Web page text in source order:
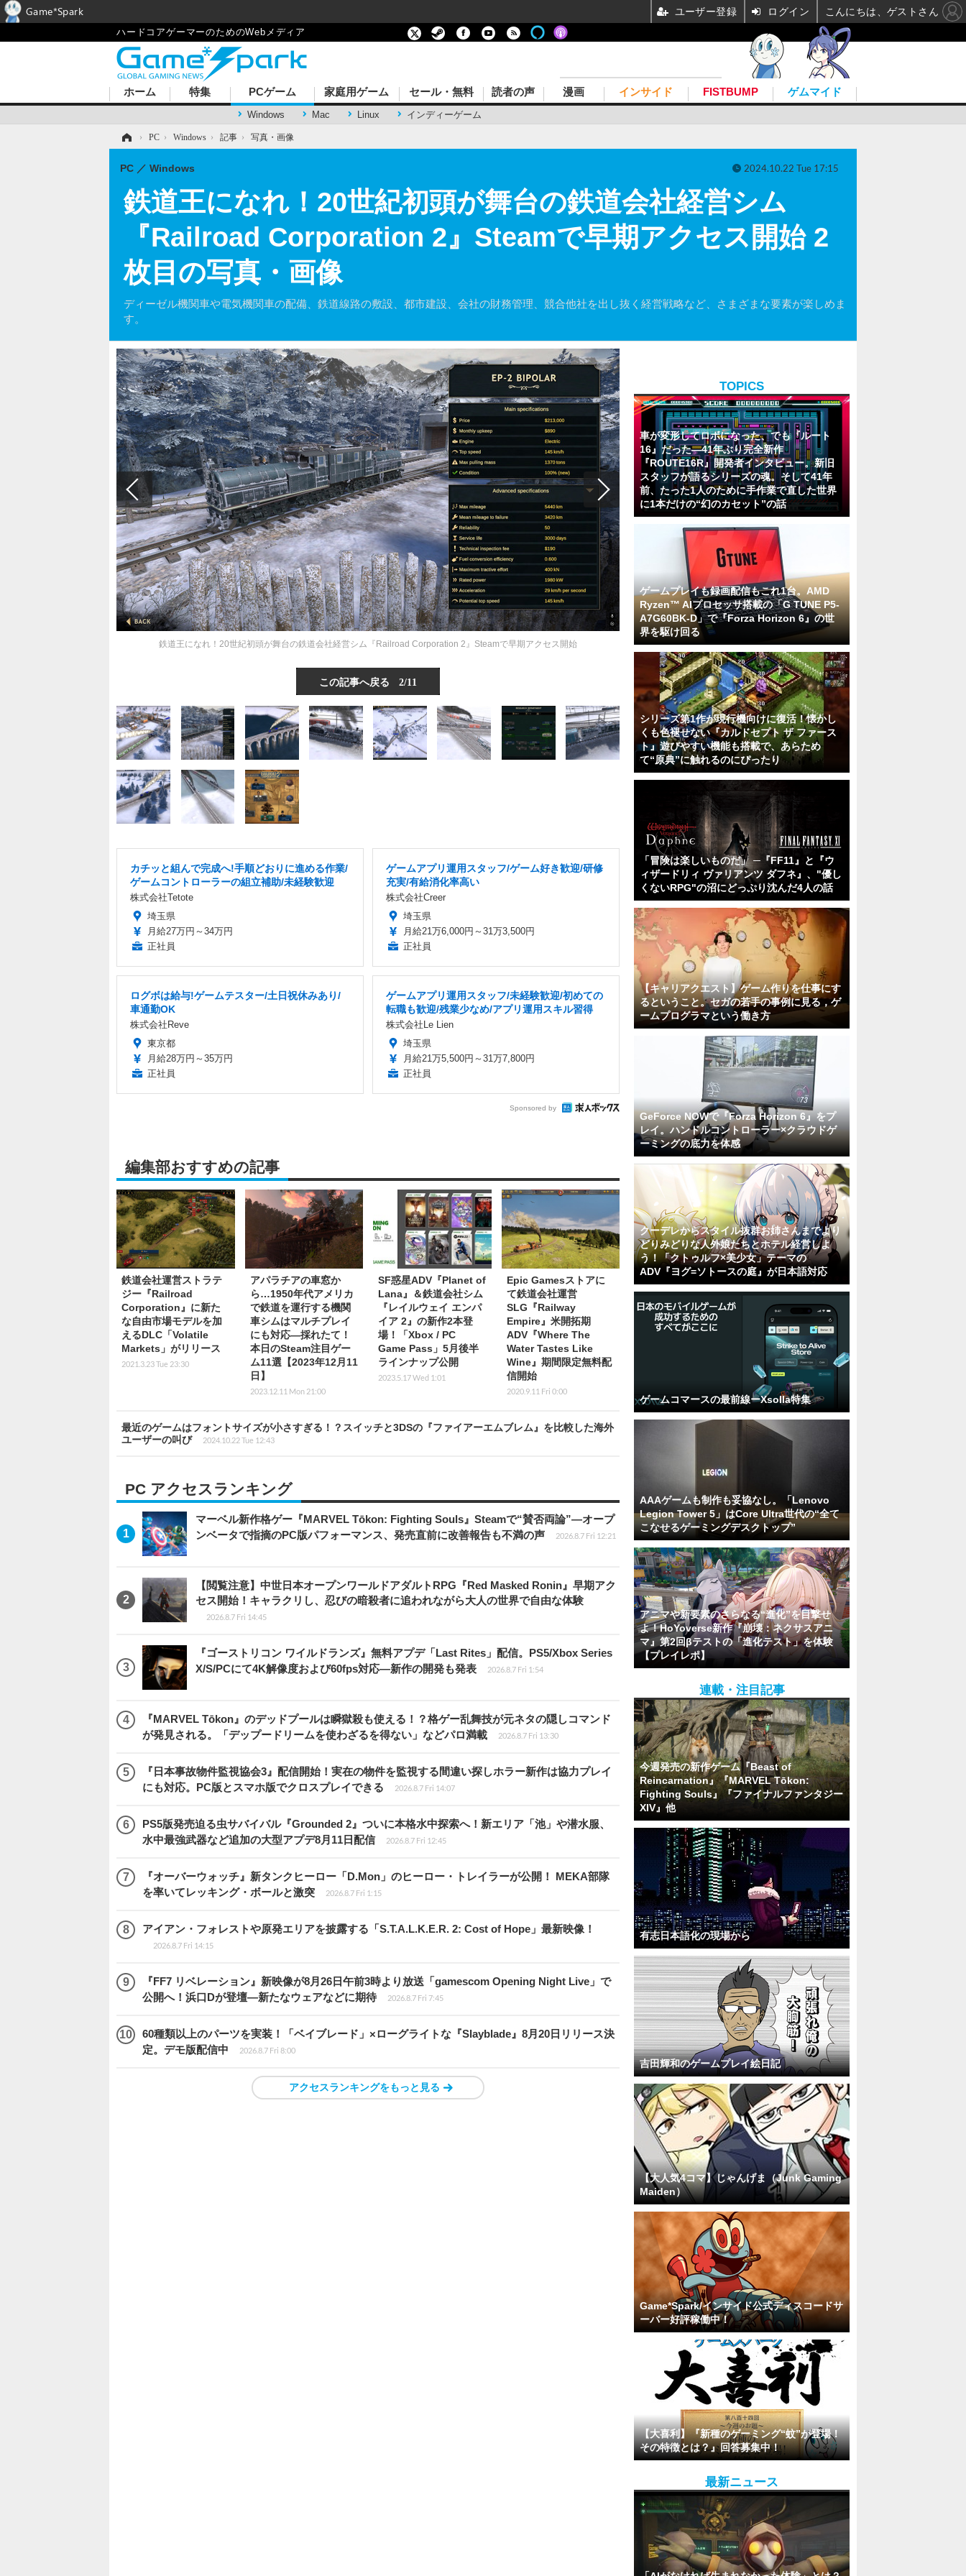
ハードコアゲーマーのためのWebメディア
ホーム 特集 PCゲーム
Windows Mac Linux インディーゲーム
家庭用ゲーム セール・無料 読者の声 漫画 インサイド FISTBUMP ゲムマイド
› PC › Windows › 記事 › 写真・画像
鉄道王になれ！20世紀初頭が舞台の鉄道会社経営シム
『Railroad Corporation 2』Steamで早期アクセス開始 2
枚目の写真・画像
ディーゼル機関車や電気機関車の配備、鉄道線路の敷設、都市建設、会社の財務管理、競合他社を出し抜く経営戦略など、さまざまな要素が楽しめま
す。
PC Windows 2024.10.22 Tue 17:15
鉄道王になれ！20世紀初頭が舞台の鉄道会社経営シム『Railroad Corporation 2』Steamで早期アクセス開始
この記事へ戻る 2/11
カチッと組んで完成へ!手順どおりに進める作業/
ゲームコントローラーの組立補助/未経験歓迎
株式会社Tetote
埼玉県
月給27万円～34万円
正社員
ゲームアプリ運用スタッフ/ゲーム好き歓迎/研修
充実/有給消化率高い
株式会社Creer
埼玉県
月給21万6,000円～31万3,500円
正社員
ログボは給与!ゲームテスター/土日祝休みあり/
車通勤OK
株式会社Reve
東京都
月給28万円～35万円
正社員
ゲームアプリ運用スタッフ/未経験歓迎/初めての
転職も歓迎/残業少なめ/アプリ運用スキル習得
株式会社Le Lien
埼玉県
月給21万5,500円～31万7,800円
正社員
Sponsored by
編集部おすすめの記事
鉄道会社運営ストラテ
ジー『Railroad
Corporation』に新た
な自由市場モデルを加
えるDLC「Volatile
Markets」がリリース
2021.3.23 Tue 23:30
アパラチアの車窓か
ら…1950年代アメリカ
で鉄道を運行する機関
車シムはマルチプレイ
にも対応―採れたて！
本日のSteam注目ゲー
ム11選【2023年12月11
日】
2023.12.11 Mon 21:00
SF惑星ADV『Planet of
Lana』＆鉄道会社シム
『レイルウェイ エンパ
イア 2』の新作2本登
場！「Xbox / PC
Game Pass」5月後半
ラインナップ公開
2023.5.17 Wed 1:01
Epic Gamesストアに
て鉄道会社運営
SLG『Railway
Empire』米開拓期
ADV『Where The
Water Tastes Like
Wine』期間限定無料配
信開始
2020.9.11 Fri 0:00
最近のゲームはフォントサイズが小さすぎる！？スイッチと3DSの『ファイアーエムブレム』を比較した海外
ユーザーの叫び
2024.10.22 Tue 12:43
PC アクセスランキング
マーベル新作格ゲー『MARVEL Tōkon: Fighting Souls』Steamで“賛否両論”―オープ
ンベータで指摘のPC版パフォーマンス、発売直前に改善報告も不満の声
2026.8.7 Fri 12:21
【閲覧注意】中世日本オープンワールドアダルトRPG『Red Masked Ronin』早期アク
セス開始！キャラクリし、忍びの暗殺者に追われながら大人の世界で自由な体験
2026.8.7 Fri 14:45
『ゴーストリコン ワイルドランズ』無料アプデ「Last Rites」配信。PS5/Xbox Series
X/S/PCにて4K解像度および60fps対応―新作の開発も発表
2026.8.7 Fri 1:54
『MARVEL Tōkon』のデッドプールは瞬獄殺も使える！？格ゲー乱舞技が元ネタの隠しコマンド
が発見される。「デップードリームを使わざるを得ない」などパロ満載
2026.8.7 Fri 13:30
『日本事故物件監視協会3』配信開始！実在の物件を監視する間違い探しホラー新作は協力プレイ
にも対応。PC版とスマホ版でクロスプレイできる
2026.8.7 Fri 14:07
PS5版発売迫る虫サバイバル『Grounded 2』ついに本格水中探索へ！新エリア「池」や潜水服、
水中最強武器など追加の大型アプデ8月11日配信
2026.8.7 Fri 12:45
『オーバーウォッチ』新タンクヒーロー「D.Mon」のヒーロー・トレイラーが公開！ MEKA部隊
を率いてレッキング・ボールと激突
2026.8.7 Fri 1:15
アイアン・フォレストや原発エリアを披露する「S.T.A.L.K.E.R. 2: Cost of Hope」最新映像！
2026.8.7 Fri 14:15
『FF7 リベレーション』新映像が8月26日午前3時より放送「gamescom Opening Night Live」で
公開へ！浜口Dが登壇―新たなウェアなどに期待
2026.8.7 Fri 7:45
60種類以上のパーツを実装！「ベイブレード」×ローグライトな『Slayblade』8月20日リリース決
定。デモ版配信中
2026.8.7 Fri 8:00
アクセスランキングをもっと見る
TOPICS
車が変形してロボになった、でも『ルート
16』だった―41年ぶり完全新作
『ROUTE16R』開発者インタビュー。新旧
スタッフが語るシリーズの魂。そして41年
前、たった1人のために手作業で直した世界
に1本だけの“幻のカセット”の話
ゲームプレイも録画配信もこれ1台。AMD
Ryzen™ AIプロセッサ搭載の「G TUNE P5-
A7G60BK-D」で『Forza Horizon 6』の世
界を駆け回る
シリーズ第1作が現行機向けに復活！懐かし
くも色褪せない『カルドセプト ザ ファース
ト』遊びやすい機能も搭載で、あらため
て“原典”に触れるのにぴったり
「冒険は楽しいものだ」 ─『FF11』と『ウ
ィザードリィ ヴァリアンツ ダフネ』、"優し
くないRPG"の沼にどっぷり沈んだ4人の話
【キャリアクエスト】ゲーム作りを仕事にす
るということ。セガの若手の事例に見る，ゲ
ームプログラマという働き方
GeForce NOWで『Forza Horizon 6』をプ
レイ。ハンドルコントローラー×クラウドゲ
ーミングの底力を体感
クーデレからスタイル抜群お姉さんまでより
どりみどりな人外娘たちとホテル経営しよ
う！「クトゥルフ×美少女」テーマの
ADV『ヨグ=ソトースの庭』が日本語対応
ゲームコマースの最前線ーXsolla特集
AAAゲームも制作も妥協なし。「Lenovo
Legion Tower 5」はCore Ultra世代の“全て
こなせるゲーミングデスクトップ”
アニマや新要素のさらなる“進化”を目撃せ
よ！HoYoverse新作『崩壊：ネクサスアニ
マ』第2回βテストの「進化テスト」を体験
【プレイレポ】
連載・注目記事
今週発売の新作ゲーム『Beast of
Reincarnation』『MARVEL Tōkon:
Fighting Souls』『ファイナルファンタジー
XIV』他
有志日本語化の現場から
吉田輝和のゲームプレイ絵日記
【大人気4コマ】じゃんげま（Junk Gaming
Maiden）
Game*Spark/インサイド公式ディスコードサ
ーバー好評稼働中！
【大喜利】『新種のゲーミング“蚊”が登場！
その特徴とは？』回答募集中！
最新ニュース
Game*Spark ユーザー登録 ログイン こんにちは、ゲストさん